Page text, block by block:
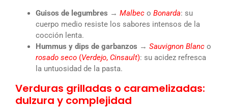
Guisos de legumbres → Malbec o Bonarda: su
cuerpo medio resiste los sabores intensos de la
cocción lenta.
Hummus y dips de garbanzos → Sauvignon Blanc o
rosado seco (Verdejo, Cinsault): su acidez refresca
la untuosidad de la pasta.
Verduras grilladas o caramelizadas:
dulzura y complejidad